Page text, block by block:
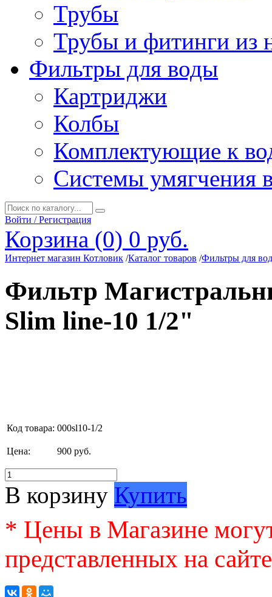
Трубы
Трубы и фитинги из
Фильтры для воды
Картриджи
Колбы
Комплектующие к
Системы умягчения
Войти / Регистрация
Корзина (0) 0 руб.
Интернет магазин Котловик /Каталог товаров /Фильтры для
Фильтр
Slim line-10 1/2"
Код товара: 000sl10-1/2
Цена: 900 руб.
В корзину Купить
* Цены в Магазине
представленных на сайте